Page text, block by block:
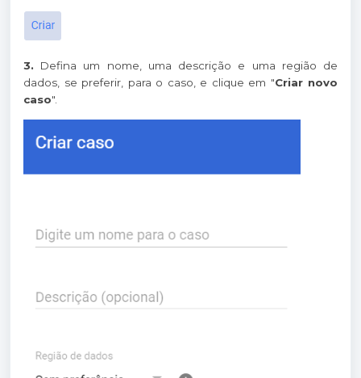
3. Defina um nome, uma descrição e uma região de
dados, se preferir, para o caso, e clique em "Criar novo
caso".